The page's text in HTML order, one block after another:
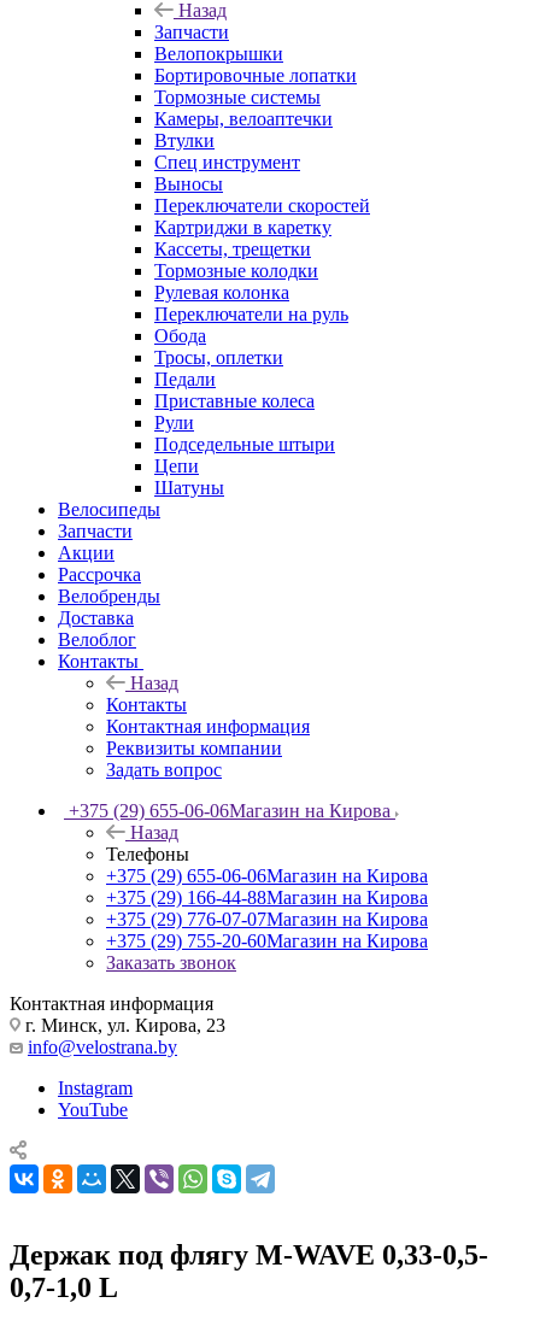
Назад
Запчасти
Велопокрышки
Бортировочные лопатки
Тормозные системы
Камеры, велоаптечки
Втулки
Спец инструмент
Выносы
Переключатели скоростей
Картриджи в каретку
Кассеты, трещетки
Тормозные колодки
Рулевая колонка
Переключатели на руль
Обода
Тросы, оплетки
Педали
Приставные колеса
Рули
Подседельные штыри
Цепи
Шатуны
Велосипеды
Запчасти
Акции
Рассрочка
Велобренды
Доставка
Велоблог
Контакты
Назад
Контакты
Контактная информация
Реквизиты компании
Задать вопрос
+375 (29) 655-06-06Магазин на Кирова
Назад
Телефоны
+375 (29) 655-06-06Магазин на Кирова
+375 (29) 166-44-88Магазин на Кирова
+375 (29) 776-07-07Магазин на Кирова
+375 (29) 755-20-60Магазин на Кирова
Заказать звонок
Контактная информация
г. Минск, ул. Кирова, 23
info@velostrana.by
Instagram
YouTube
Держак под флягу M-WAVE 0,33-0,5-
0,7-1,0 L